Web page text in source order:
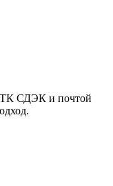
ТК СДЭК и почтой